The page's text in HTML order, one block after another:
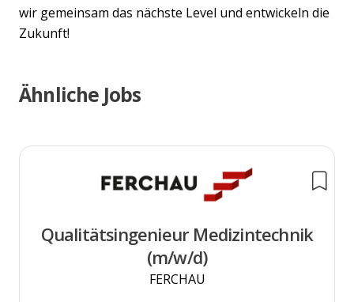
wir gemeinsam das nächste Level und entwickeln die
Zukunft!
Ähnliche Jobs
Qualitätsingenieur Medizintechnik
(m/w/d)
FERCHAU